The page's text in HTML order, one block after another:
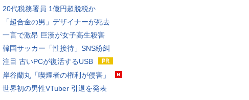
20代税務署員 1億円超脱税か
「超合金の男」デザイナーが死去
一言で激昂 巨漢が女子高生殺害
韓国サッカー「性接待」SNS紛糾
注目 古いPCが復活するUSB
岸谷蘭丸「喫煙者の権利が侵害」
世界初の男性VTuber 引退を発表